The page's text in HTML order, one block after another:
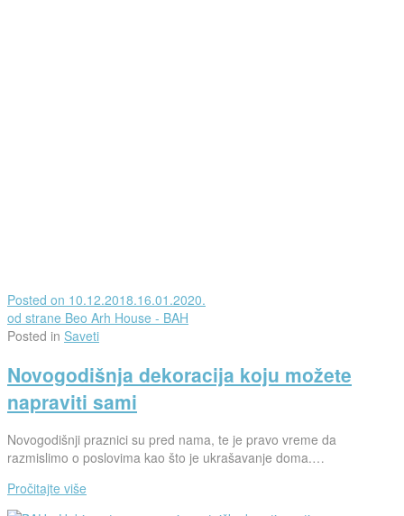
Posted on 10.12.2018.16.01.2020.
od strane Beo Arh House - BAH
Posted in Saveti
Novogodišnja dekoracija koju možete
napraviti sami
Novogodišnji praznici su pred nama, te je pravo vreme da
razmislimo o poslovima kao što je ukrašavanje doma.…
Pročitajte više